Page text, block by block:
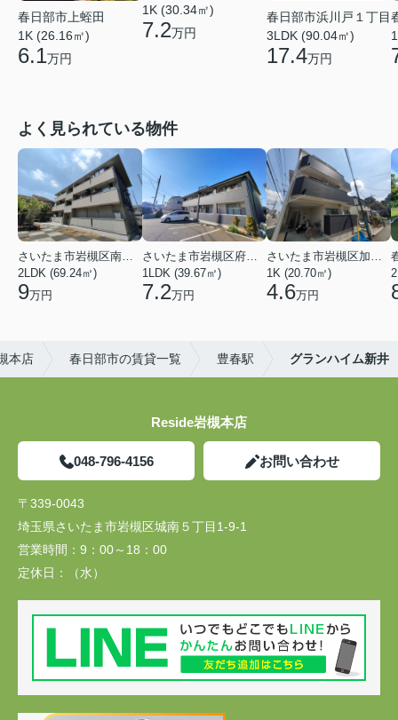
春日部市上蛭田
1K (26.16㎡)
6.1万円
1K (30.34㎡)
7.2万円
春日部市浜川戸１丁目
3LDK (90.04㎡)
17.4万円
よく見られている物件
さいたま市岩槻区南平野４丁目
2LDK (69.24㎡)
9万円
さいたま市岩槻区府内１丁目
1LDK (39.67㎡)
7.2万円
さいたま市岩槻区加倉１丁目
1K (20.70㎡)
4.6万円
本店 春日部市の賃貸一覧 豊春駅 グランハイム新井
Reside岩槻本店
048-796-4156 お問い合わせ
〒339-0043
埼玉県さいたま市岩槻区城南５丁目1-9-1
営業時間： 9：00～18：00
定休日：
（水）